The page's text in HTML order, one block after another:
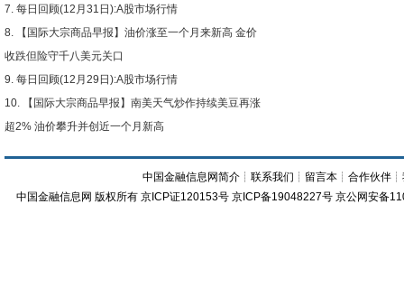
每日回顾(12月31日):A股市场行情
【国际大宗商品早报】油价涨至一个月来新高 金价
收跌但险守千八美元关口
每日回顾(12月29日):A股市场行情
【国际大宗商品早报】南美天气炒作持续美豆再涨
超2% 油价攀升并创近一个月新高
中国金融信息网简介 ┊联系我们 ┊ 留言本 ┊合作伙伴 ┊
中国金融信息网 版权所有 京ICP证120153号 京ICP备19048227号 京公网安备